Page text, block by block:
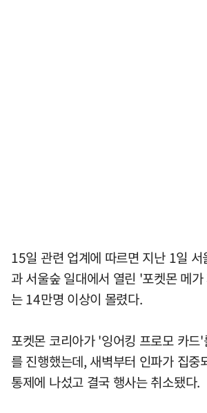
15일 관련 업계에 따르면 지난 1일
과 서울숲 일대에서 열린 '포켓몬 메
는 14만명 이상이 몰렸다.
포켓몬 코리아가 '잉어킹 프로모 카드
를 진행했는데, 새벽부터 인파가 집중
통제에 나섰고 결국 행사는 취소됐다.